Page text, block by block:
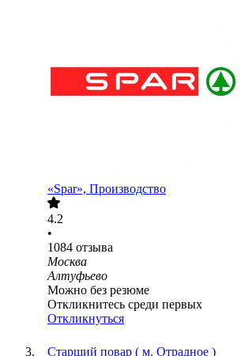
«Spar», Производство
4.2
•
1084 отзыва
Москва
Алтуфьево
Можно без резюме
Откликнитесь среди первых
Откликнуться
Старший повар ( м. Отрадное )